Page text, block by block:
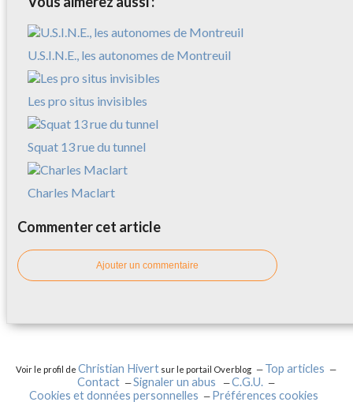
U.S.I.N.E., les autonomes de Montreuil
Les pro situs invisibles
Squat 13 rue du tunnel
Charles Maclart
Commenter cet article
Ajouter un commentaire
Voir le profil deChristian Hivert sur le portail Overblog
Top articles
Contact
Signaler un abus
C.G.U.
Cookies et données personnelles
Préférences cookies